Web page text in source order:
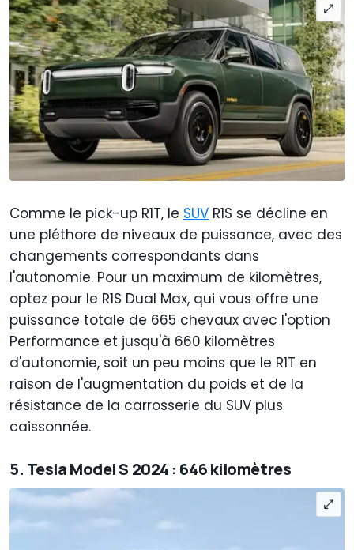
Comme le pick-up R1T, le SUV R1S se décline en
une pléthore de niveaux de puissance, avec des
changements correspondants dans
l'autonomie. Pour un maximum de kilomètres,
optez pour le R1S Dual Max, qui vous offre une
puissance totale de 665 chevaux avec l'option
Performance et jusqu'à 660 kilomètres
d'autonomie, soit un peu moins que le R1T en
raison de l'augmentation du poids et de la
résistance de la carrosserie du SUV plus
caissonnée.
5. Tesla Model S 2024 : 646 kilomètres